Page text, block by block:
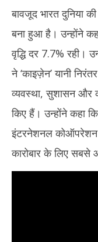
बावजूद भारत दुनिया
बना हुआ है। उन्होंने
वृद्धि दर 7.7% रही।
ने ‘काइज़ेन’ यानी
व्यवस्था, सुशासन और
किए हैं। उन्होंने कहा
इंटरनेशनल कोऑपरेशन
कारोबार के लिए